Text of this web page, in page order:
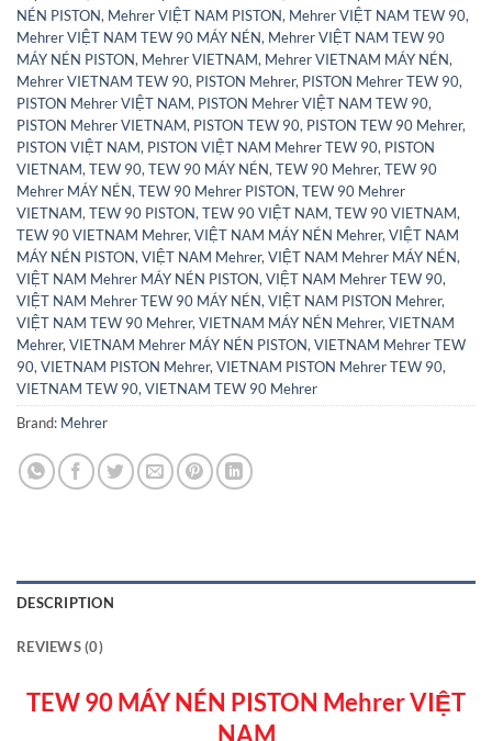
NÉN PISTON, Mehrer VIỆT NAM PISTON, Mehrer VIỆT NAM TEW 90,
Mehrer VIỆT NAM TEW 90 MÁY NÉN, Mehrer VIỆT NAM TEW 90
MÁY NÉN PISTON, Mehrer VIETNAM, Mehrer VIETNAM MÁY NÉN,
Mehrer VIETNAM TEW 90, PISTON Mehrer, PISTON Mehrer TEW 90,
PISTON Mehrer VIỆT NAM, PISTON Mehrer VIỆT NAM TEW 90,
PISTON Mehrer VIETNAM, PISTON TEW 90, PISTON TEW 90 Mehrer,
PISTON VIỆT NAM, PISTON VIỆT NAM Mehrer TEW 90, PISTON
VIETNAM,TEW 90,TEW 90 MÁY NÉN,TEW 90 Mehrer,TEW 90
Mehrer MÁY NÉN,TEW 90 Mehrer PISTON,TEW 90 Mehrer
VIETNAM,TEW 90 PISTON,TEW 90 VIỆT NAM,TEW 90 VIETNAM,
TEW 90 VIETNAM Mehrer,VIỆT NAM MÁY NÉN Mehrer,VIỆT NAM
MÁY NÉN PISTON,VIỆT NAM Mehrer,VIỆT NAM Mehrer MÁY NÉN,
VIỆT NAM Mehrer MÁY NÉN PISTON,VIỆT NAM Mehrer TEW 90,
VIỆT NAM Mehrer TEW 90 MÁY NÉN,VIỆT NAM PISTON Mehrer,
VIỆT NAM TEW 90 Mehrer,VIETNAM MÁY NÉN Mehrer,VIETNAM
Mehrer,VIETNAM Mehrer MÁY NÉN PISTON,VIETNAM Mehrer TEW
90,VIETNAM PISTON Mehrer,VIETNAM PISTON Mehrer TEW 90,
VIETNAM TEW 90,VIETNAM TEW 90 Mehrer
Brand: Mehrer
DESCRIPTION
REVIEWS (0)
TEW 90 MÁY NÉN PISTON Mehrer VIỆT
NAM